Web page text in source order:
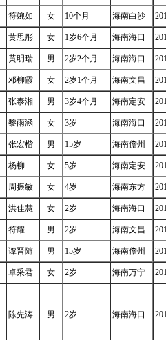
符婉如 女 10个月 海南白沙
黄思彤 女 1岁6个月 海南海口
黄明瑞 男 2岁2个月 海南海口
邓柳霞 女 2岁1个月 海南文昌
张泰湘 男 3岁4个月 海南定安
黎雨涵 女 3岁 海南海口
张宏楷 男 15岁 海南儋州
杨柳 女 5岁 海南定安
周振敏 女 4岁 海南东方
洪佳慧 女 2岁 海南海口
符耀 男 2岁 海南文昌
谭晋随 男 15岁 海南儋州
卓采君 女 2岁 海南万宁
陈先涛 男 2岁 海南海口